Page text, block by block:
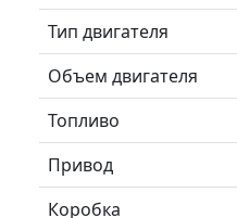
Тип двигателя
Объем двигателя
Топливо
Привод
Коробка